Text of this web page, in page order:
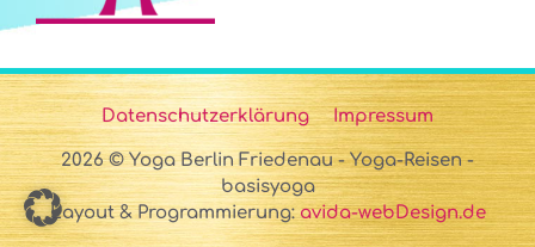
Datenschutzerklärung Impressum
2026 © Yoga Berlin Friedenau - Yoga-Reisen -
basisyoga
Layout & Programmierung:avida-webDesign.de